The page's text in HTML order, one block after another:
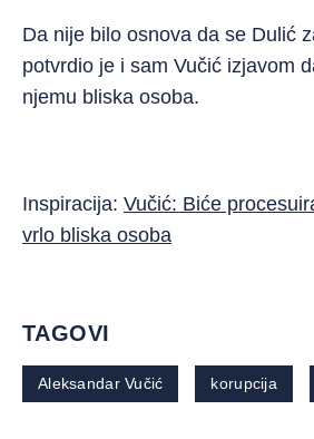
Da nije bilo osnova da se Dulić
potvrdio je i sam Vučić izjavom
njemu bliska osoba.
Inspiracija: Vučić: Biće
vrlo bliska osoba
TAGOVI
Aleksandar Vučić korupcija